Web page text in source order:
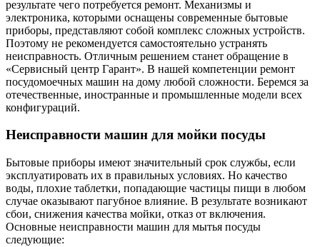
результате чего потребуется ремонт. Механизмы и
электроника, которыми оснащены современные бытовые
приборы, представляют собой комплекс сложных устройств.
Поэтому не рекомендуется самостоятельно устранять
неисправность. Отличным решением станет обращение в
«Сервисный центр Гарант». В нашей компетенции ремонт
посудомоечных машин на дому любой сложности. Беремся за
отечественные, иностранные и промышленные модели всех
конфигураций.
Неисправности машин для мойки посуды
Бытовые приборы имеют значительный срок службы, если
эксплуатировать их в правильных условиях. Но качество
воды, плохие таблетки, попадающие частицы пищи в любом
случае оказывают пагубное влияние. В результате возникают
сбои, снижения качества мойки, отказ от включения.
Основные неисправности машин для мытья посуды
следующие: